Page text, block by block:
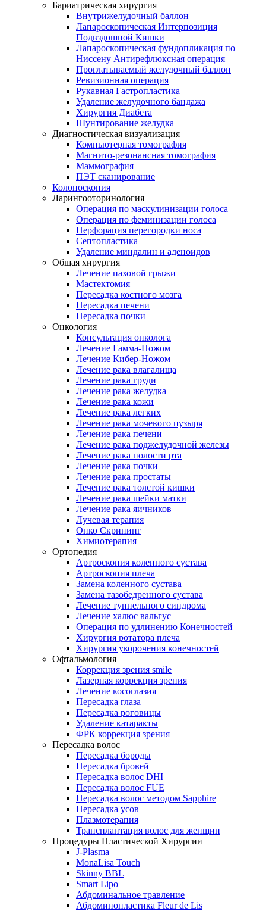
Бариатрическая хирургия
Внутрижелудочный баллон
Лапароскопическая Интерпозиция
Подвздошной Кишки
Лапароскопическая фундопликация по
Ниссену Антирефлюксная операция
Проглатываемый желудочный баллон
Ревизионная операция
Рукавная Гастропластика
Удаление желудочного бандажа
Хирургия Диабета
Шунтирование желудка
Диагностическая визуализация
Компьютерная томография
Магнито-резонансная томография
Маммография
ПЭТ сканирование
Колоноскопия
Ларингооторинология
Операция по маскулинизации голоса
Операция по феминизации голоса
Перфорация перегородки носа
Септопластика
Удаление миндалин и аденоидов
Общая хирургия
Лечение паховой грыжи
Мастектомия
Пересадка костного мозга
Пересадка печени
Пересадка почки
Онкология
Консультация онколога
Лечение Гамма-Ножом
Лечение Кибер-Ножом
Лечение рака влагалища
Лечение рака груди
Лечение рака желудка
Лечение рака кожи
Лечение рака легких
Лечение рака мочевого пузыря
Лечение рака печени
Лечение рака поджелудочной железы
Лечение рака полости рта
Лечение рака почки
Лечение рака простаты
Лечение рака толстой кишки
Лечение рака шейки матки
Лечение рака яичников
Лучевая терапия
Онко Скрининг
Химиотерапия
Ортопедия
Артроскопия коленного сустава
Артроскопия плеча
Замена коленного сустава
Замена тазобедренного сустава
Лечение туннельного синдрома
Лечение халюс вальгус
Операция по удлинению Конечностей
Хирургия ротатора плеча
Хирургия укорочения конечностей
Офтальмология
Коррекция зрения smile
Лазерная коррекция зрения
Лечение косоглазия
Пересадка глаза
Пересадка роговицы
Удаление катаракты
ФРК коррекция зрения
Пересадка волос
Пересадка бороды
Пересадка бровей
Пересадка волос DHI
Пересадка волос FUE
Пересадка волос методом Sapphire
Пересадка усов
Плазмотерапия
Трансплантация волос для женщин
Процедуры Пластической Хирургии
J-Plasma
MonaLisa Touch
Skinny BBL
Smart Lipo
Абдоминальное травление
Абдоминопластика Fleur de Lis